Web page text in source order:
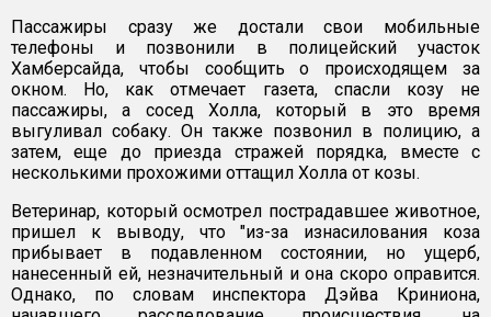
Пассажиры сразу же достали свои мобильные
телефоны и позвонили в полицейский участок
Хамберсайда, чтобы сообщить о происходящем за
окном. Но, как отмечает газета, спасли козу не
пассажиры, а сосед Холла, который в это время
выгуливал собаку. Он также позвонил в полицию, а
затем, еще до приезда стражей порядка, вместе с
несколькими прохожими оттащил Холла от козы.
Ветеринар, который осмотрел пострадавшее животное,
пришел к выводу, что "из-за изнасилования коза
прибывает в подавленном состоянии, но ущерб,
нанесенный ей, незначительный и она скоро оправится.
Однако, по словам инспектора Дэйва Криниона,